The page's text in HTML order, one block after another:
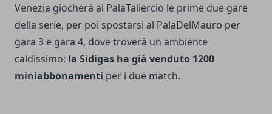
Venezia giocherà al PalaTaliercio le prime due gare
della serie, per poi spostarsi al PalaDelMauro per
gara 3 e gara 4, dove troverà un ambiente
caldissimo: la Sidigas ha già venduto 1200
miniabbonamenti per i due match.